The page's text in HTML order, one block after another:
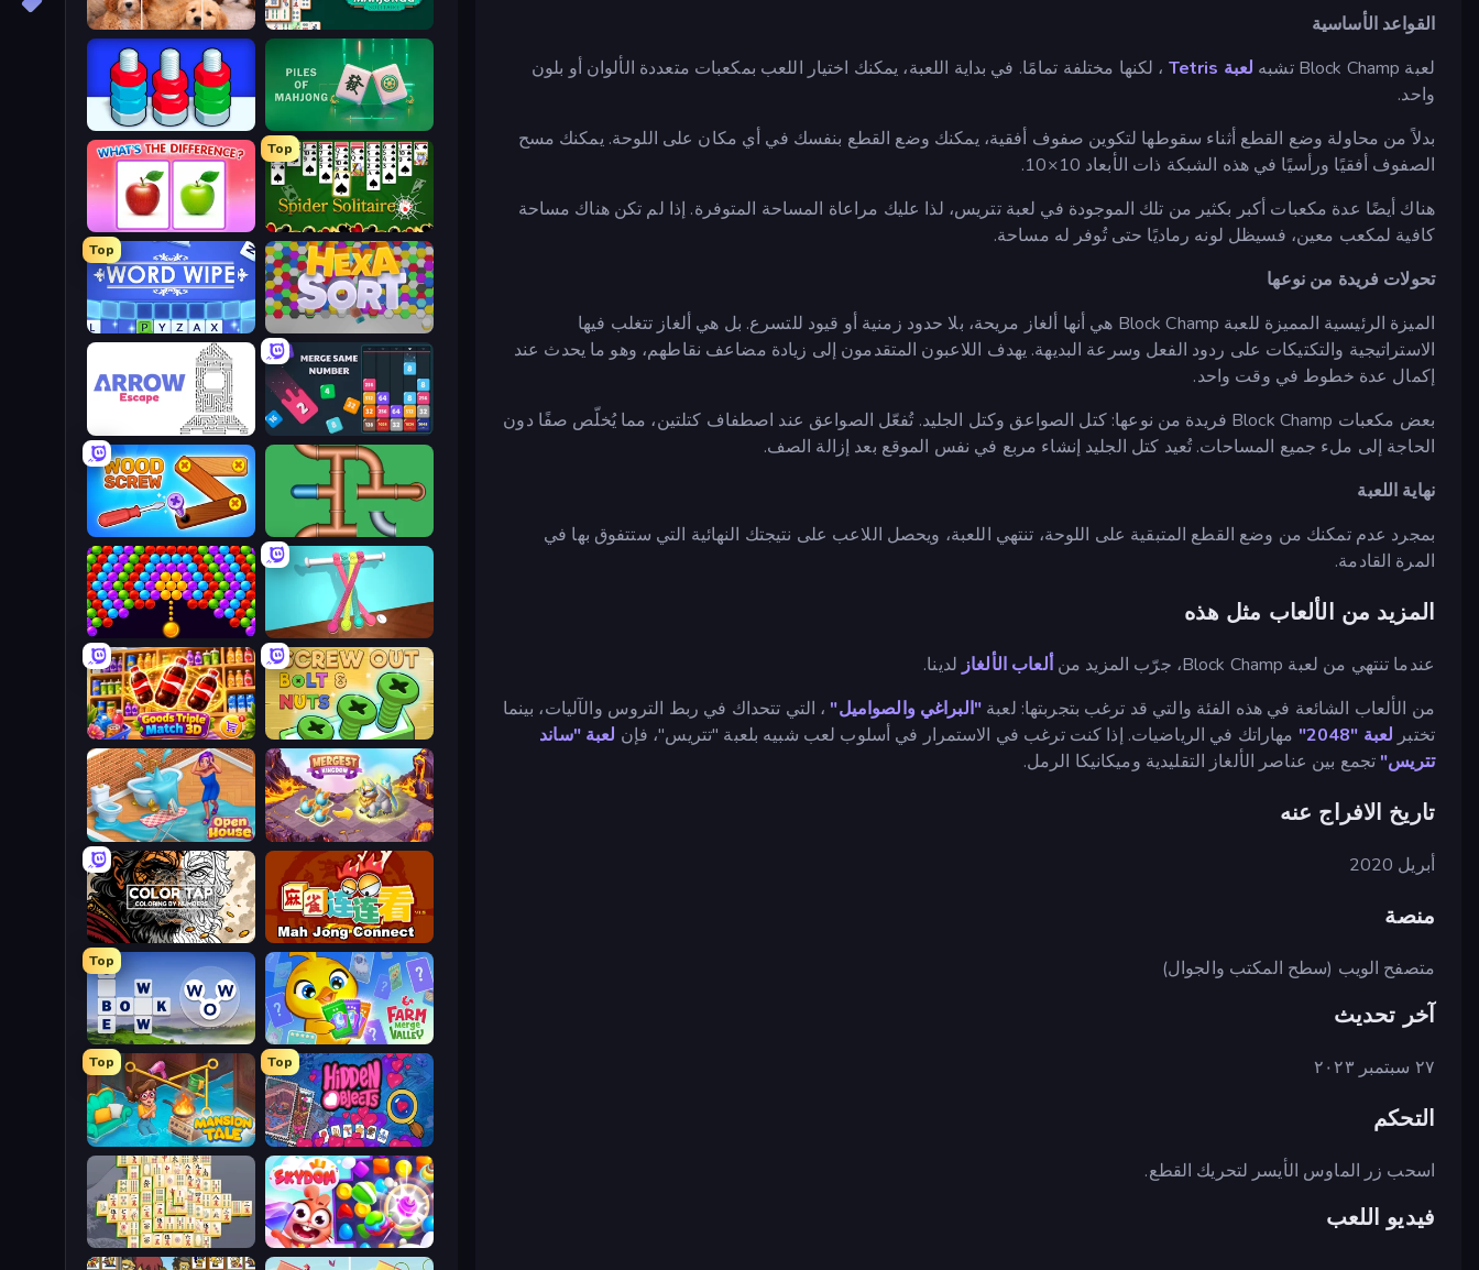
القواعد الأساسية
لعبة Block Champ تشبه
لعبة Tetris
، لكنها مختلفة تمامًا. في بداية اللعبة، يمكنك اختيار اللعب بمكعبات متعددة الألوان أو بلون
واحد.
بدلاً من محاولة وضع القطع أثناء سقوطها لتكوين صفوف أفقية، يمكنك وضع القطع بنفسك في أي مكان على اللوحة. يمكنك مسح
الصفوف أفقيًا ورأسيًا في هذه الشبكة ذات الأبعاد 10×10.
هناك أيضًا عدة مكعبات أكبر بكثير من تلك الموجودة في لعبة تتريس، لذا عليك مراعاة المساحة المتوفرة. إذا لم تكن هناك مساحة
كافية لمكعب معين، فسيظل لونه رماديًا حتى تُوفر له مساحة.
تحولات فريدة من نوعها
الميزة الرئيسية المميزة للعبة Block Champ هي أنها ألغاز مريحة، بلا حدود زمنية أو قيود للتسرع. بل هي ألغاز تتغلب فيها
الاستراتيجية والتكتيكات على ردود الفعل وسرعة البديهة. يهدف اللاعبون المتقدمون إلى زيادة مضاعف نقاطهم، وهو ما يحدث عند
إكمال عدة خطوط في وقت واحد.
بعض مكعبات Block Champ فريدة من نوعها: كتل الصواعق وكتل الجليد. تُفعّل الصواعق عند اصطفاف كتلتين، مما يُخلّص صفًا دون
الحاجة إلى ملء جميع المساحات. تُعيد كتل الجليد إنشاء مربع في نفس الموقع بعد إزالة الصف.
نهاية اللعبة
بمجرد عدم تمكنك من وضع القطع المتبقية على اللوحة، تنتهي اللعبة، ويحصل اللاعب على نتيجتك النهائية التي ستتفوق بها في
المرة القادمة.
المزيد من الألعاب مثل هذه
عندما تنتهي من لعبة Block Champ، جرّب المزيد من ألعاب الألغاز لدينا.
من الألعاب الشائعة في هذه الفئة والتي قد ترغب بتجربتها: لعبة"البراغي والصواميل" ، التي تتحداك في ربط التروس والآليات، بينما
تختبر لعبة "2048" مهاراتك في الرياضيات. إذا كنت ترغب في الاستمرار في أسلوب لعب شبيه بلعبة "تتريس"، فإن لعبة "ساند
تتريس" تجمع بين عناصر الألغاز التقليدية وميكانيكا الرمل.
تاريخ الافراج عنه
أبريل 2020
منصة
متصفح الويب (سطح المكتب والجوال)
آخر تحديث
٢٧ سبتمبر ٢٠٢٣
التحكم
اسحب زر الماوس الأيسر لتحريك القطع.
فيديو اللعب
Mahjongg Solitaire
Jigpic Solitaire
Piles of Mahjong
Nuts Puzzle: Sort By Color
Top
Spider Solitaire
What's The Difference?
Hexa Sort
Top
Word Wipe
Arrow Escape
Plumber Pipe Out
Wood Screw: Bolts Puzzle
Tangle Master
Bubble Story
Screw Out: Bolts and Nuts
Goods Triple Match 3D
Mergest Kingdom
Open House
Mahjong Connect (Legacy)
Color Tap: Coloring by Numbers
Farm Merge Valley
Top
Words of Wonders
Top
Hidden Objects
Top
Mansion Tale: Merge Secrets
Skydom
Mahjong Online